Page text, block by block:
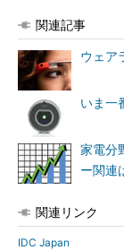
関連記事
ウェア
いま一
家電分
ー関連
関連リンク
IDC Japan